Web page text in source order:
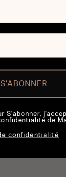
S'ABONNER
S'abonner,
de
confidentialité